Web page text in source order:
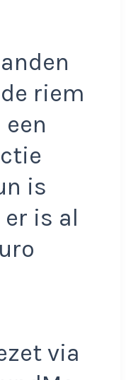
riem
is
is al
via